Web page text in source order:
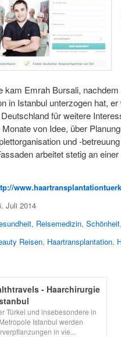
kam Emrah Bursali,
in Istanbul unterzogen hat,
für weitere
von Idee, über
und -
arbeitet stetig an
Juli 2014
, Reisemedizin, Schönheit,
Reisen, Haartransplantation,
- Haarchirurgie
Türkei und insebesondere in
Istanbul werden
in vie...